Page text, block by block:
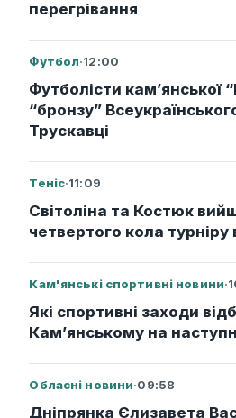
перегрівання
Футбол·12:00
Футболісти кам’янської
“бронзу”
Трускавці
Теніс·11:09
Світоліна та Костюк
четвертого кола турніру
Кам'янські спортивні новини·
Які спортивні заходи
Кам’янському на
Обласні новини·09:58
Дніпрянка Єлизавета